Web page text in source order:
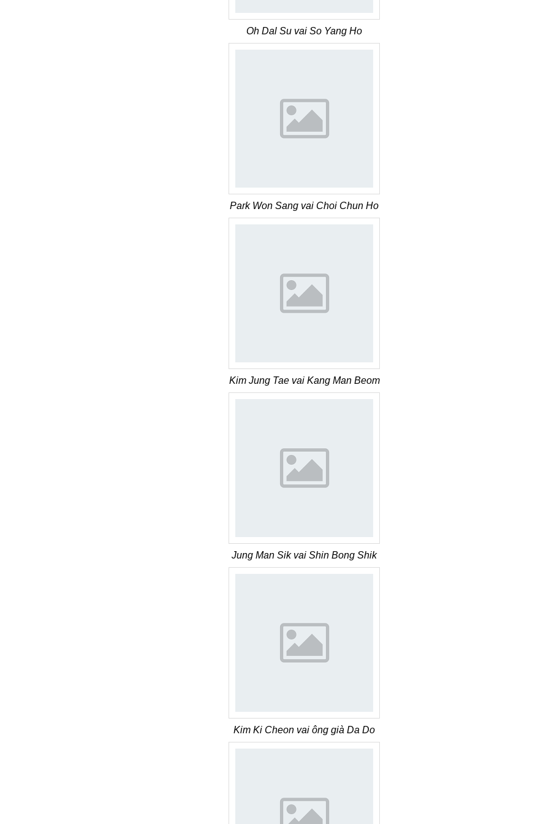
Oh Dal Su vai So Yang Ho
Park Won Sang vai Choi Chun Ho
Kim Jung Tae vai Kang Man Beom
Jung Man Sik vai Shin Bong Shik
Kim Ki Cheon vai ông già Da Do